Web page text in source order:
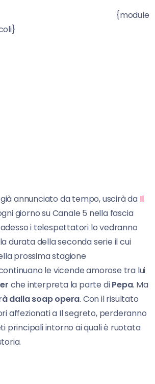
annunciato da tempo, uscirà da Il
giorno su Canale 5 nella fascia
i telespettatori lo vedranno
durata della seconda serie il cui
prossima stagione
le vicende amorose tra lui
che interpreta la parte diPepa. Ma
dalla soap opera. Con il risultato
affezionati a Il segreto, perderanno
principali intorno ai quali è ruotata